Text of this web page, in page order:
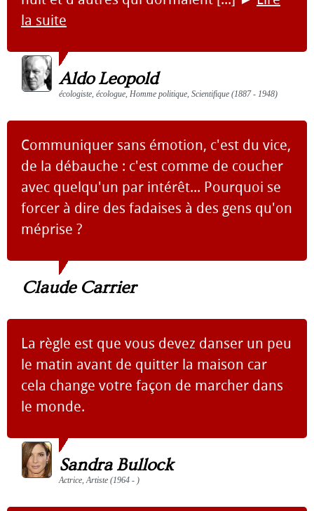
la suite
Aldo Leopold
écologiste, écologue, Homme politique, Scientifique (1887 - 1948)
Communiquer sans émotion, c'est du vice,
de la débauche : c'est comme de coucher
avec quelqu'un par intérêt... Pourquoi se
forcer à dire des fadaises à des gens qu'on
méprise ?
Claude Carrier
La règle est que vous devez danser un peu
le matin avant de quitter la maison car
cela change votre façon de marcher dans
le monde.
Sandra Bullock
Actrice, Artiste (1964 - )